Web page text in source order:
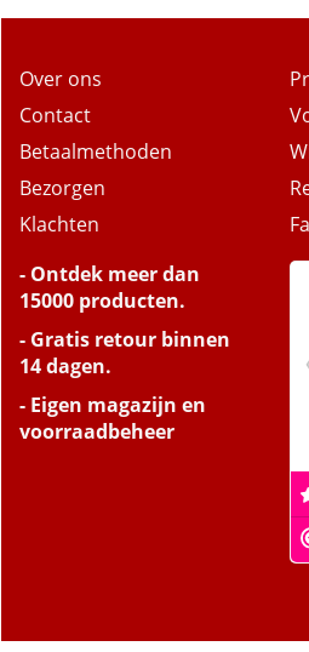
Over ons
Contact
Betaalmethoden
Bezorgen
Klachten
- Ontdek meer dan
15000 producten.
- Gratis retour binnen
14 dagen.
- Eigen magazijn en
voorraadbeheer